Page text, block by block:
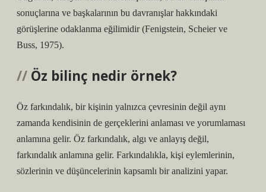
sonuçlarına ve başkalarının bu davranışlar hakkındaki
görüşlerine odaklanma eğilimidir (Fenigstein, Scheier ve
Buss, 1975).
Öz bilinç nedir örnek?
Öz farkındalık, bir kişinin yalnızca çevresinin değil aynı
zamanda kendisinin de gerçeklerini anlaması ve yorumlaması
anlamına gelir. Öz farkındalık, algı ve anlayış değil,
farkındalık anlamına gelir. Farkındalıkla, kişi eylemlerinin,
sözlerinin ve düşüncelerinin kapsamlı bir analizini yapar.